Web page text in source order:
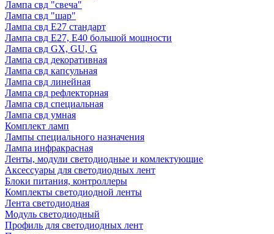
Лампа свд "свеча"
Лампа свд "шар"
Лампа свд E27 стандарт
Лампа свд E27, Е40 большой мощности
Лампа свд GX, GU, G
Лампа свд декоративная
Лампа свд капсульная
Лампа свд линейная
Лампа свд рефлекторная
Лампа свд специальная
Лампа свд умная
Комплект ламп
Лампы специального назначения
Лампа инфракрасная
Ленты, модули светодиодные и комлектующие
Аксессуары для светодиодных лент
Блоки питания, контроллеры
Комплекты светодиодной ленты
Лента светодиодная
Модуль светодиодный
Профиль для светодиодных лент